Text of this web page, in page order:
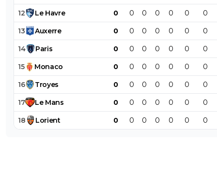
12 Le Havre 0 0 0 0 0 0 0
13 Auxerre 0 0 0 0 0 0 0
14 Paris 0 0 0 0 0 0 0
15 Monaco 0 0 0 0 0 0 0
16 Troyes 0 0 0 0 0 0 0
17 Le Mans 0 0 0 0 0 0 0
18 Lorient 0 0 0 0 0 0 0